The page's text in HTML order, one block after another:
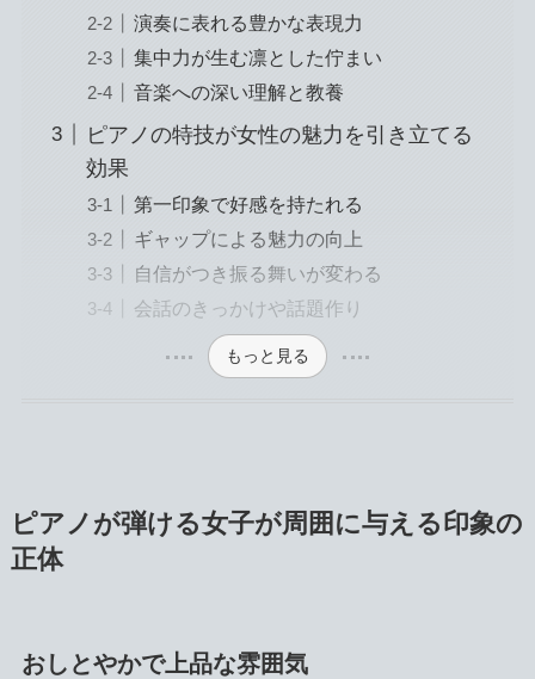
演奏に表れる豊かな表現力
集中力が生む凛とした佇まい
音楽への深い理解と教養
ピアノの特技が女性の魅力を引き立てる
効果
第一印象で好感を持たれる
ギャップによる魅力の向上
自信がつき振る舞いが変わる
会話のきっかけや話題作り
もっと見る
ピアノが弾ける女子が周囲に与える印象の
正体
おしとやかで上品な雰囲気